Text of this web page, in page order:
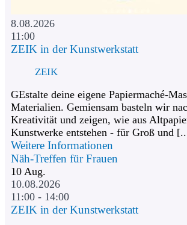
8.08.2026
11:00
ZEIK in der Kunstwerkstatt
ZEIK
GEstalte deine eigene Papiermaché-
Materialien. Gemiensam basteln wir
Kreativität und zeigen, wie aus
Kunstwerke entstehen - für Groß und
Weitere Informationen
Näh-Treffen für Frauen
10 Aug.
10.08.2026
11:00 - 14:00
ZEIK in der Kunstwerkstatt